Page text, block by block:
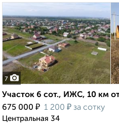
7
Участок 6 сот., ИЖС, 10 км
675 000 ₽ 1 200 ₽ за сотку
Центральная 34